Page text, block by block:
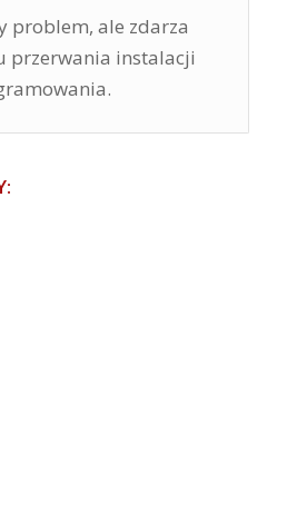
problem, ale zdarza
przerwania instalacji